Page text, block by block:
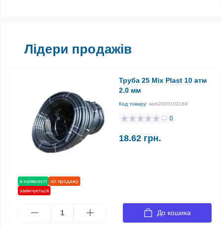
Лідери продажів
в наявності
хіт продажу
закінчується
Труба 25 Mix Plast 10 атм
2.0 мм
Код товару: web2020103169
0
18.62 грн.
До кошика